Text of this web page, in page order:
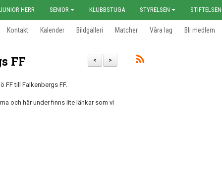
JUNIOR HERR SENIOR KLUBBSTUGA STYRELSEN
Kontakt Kalender Bildgalleri Matcher Våra lag Bli medlem
>
<
FF
FF till Falkenbergs FF.
och här under finns lite länkar som vi